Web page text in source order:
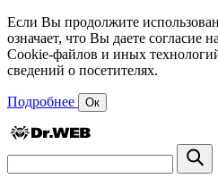
Если Вы продолжите
означает, что Вы даете согласие
Cookie-файлов и иных
сведений о посетителях.
Подробнее Ок